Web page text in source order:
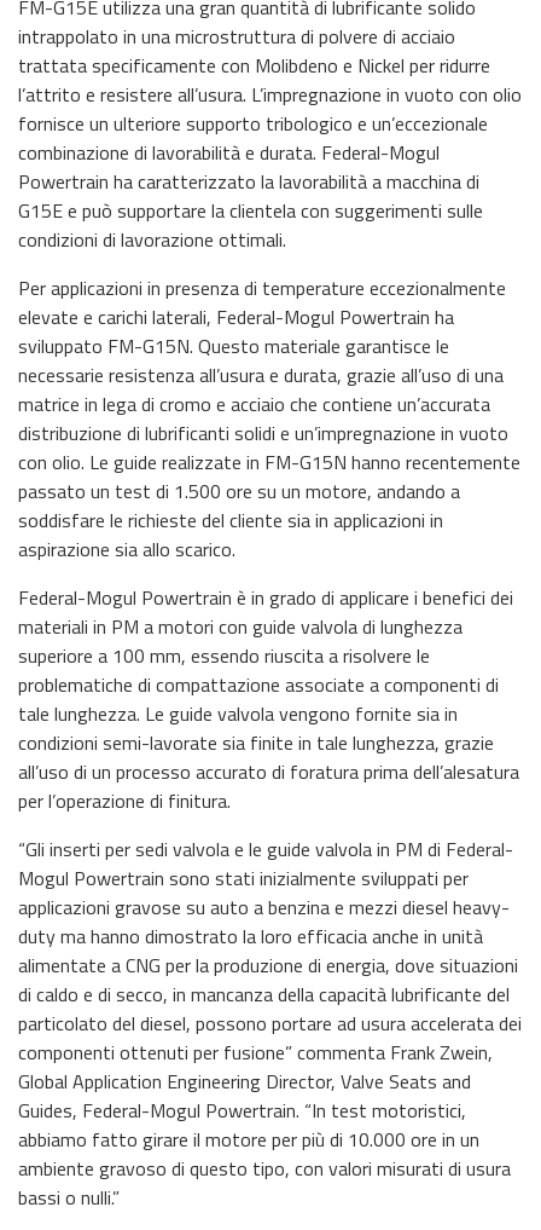
FM-G15E utilizza una gran quantità di lubrificante solido
intrappolato in una microstruttura di polvere di acciaio
trattata specificamente con Molibdeno e Nickel per ridurre
l’attrito e resistere all’usura. L’impregnazione in vuoto con olio
fornisce un ulteriore supporto tribologico e un’eccezionale
combinazione di lavorabilità e durata. Federal-Mogul
Powertrain ha caratterizzato la lavorabilità a macchina di
G15E e può supportare la clientela con suggerimenti sulle
condizioni di lavorazione ottimali.
Per applicazioni in presenza di temperature eccezionalmente
elevate e carichi laterali, Federal-Mogul Powertrain ha
sviluppato FM-G15N. Questo materiale garantisce le
necessarie resistenza all’usura e durata, grazie all’uso di una
matrice in lega di cromo e acciaio che contiene un’accurata
distribuzione di lubrificanti solidi e un’impregnazione in vuoto
con olio. Le guide realizzate in FM-G15N hanno recentemente
passato un test di 1.500 ore su un motore, andando a
soddisfare le richieste del cliente sia in applicazioni in
aspirazione sia allo scarico.
Federal-Mogul Powertrain è in grado di applicare i benefici dei
materiali in PM a motori con guide valvola di lunghezza
superiore a 100 mm, essendo riuscita a risolvere le
problematiche di compattazione associate a componenti di
tale lunghezza. Le guide valvola vengono fornite sia in
condizioni semi-lavorate sia finite in tale lunghezza, grazie
all’uso di un processo accurato di foratura prima dell’alesatura
per l’operazione di finitura.
“Gli inserti per sedi valvola e le guide valvola in PM di Federal-
Mogul Powertrain sono stati inizialmente sviluppati per
applicazioni gravose su auto a benzina e mezzi diesel heavy-
duty ma hanno dimostrato la loro efficacia anche in unità
alimentate a CNG per la produzione di energia, dove situazioni
di caldo e di secco, in mancanza della capacità lubrificante del
particolato del diesel, possono portare ad usura accelerata dei
componenti ottenuti per fusione” commenta Frank Zwein,
Global Application Engineering Director, Valve Seats and
Guides, Federal-Mogul Powertrain. “In test motoristici,
abbiamo fatto girare il motore per più di 10.000 ore in un
ambiente gravoso di questo tipo, con valori misurati di usura
bassi o nulli.”